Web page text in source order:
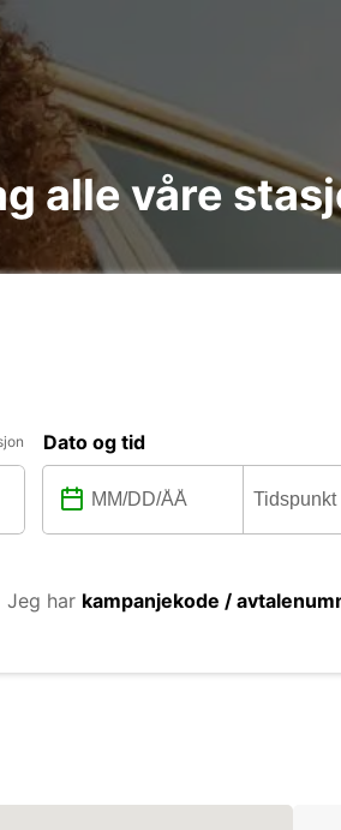
alle våre
Dato og tid
Jeg har kampanjekode /